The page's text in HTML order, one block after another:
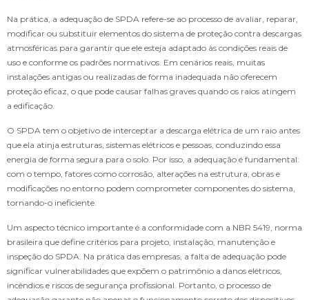
Na prática, a adequação de SPDA refere-se ao processo de avaliar, reparar,
modificar ou substituir elementos do sistema de proteção contra descargas
atmosféricas para garantir que ele esteja adaptado às condições reais de
uso e conforme os padrões normativos. Em cenários reais, muitas
instalações antigas ou realizadas de forma inadequada não oferecem
proteção eficaz, o que pode causar falhas graves quando os raios atingem
a edificação.
O SPDA tem o objetivo de interceptar a descarga elétrica de um raio antes
que ela atinja estruturas, sistemas elétricos e pessoas, conduzindo essa
energia de forma segura para o solo. Por isso, a adequação é fundamental:
com o tempo, fatores como corrosão, alterações na estrutura, obras e
modificações no entorno podem comprometer componentes do sistema,
tornando-o ineficiente.
Um aspecto técnico importante é a conformidade com a NBR 5419, norma
brasileira que define critérios para projeto, instalação, manutenção e
inspeção do SPDA. Na prática das empresas, a falta de adequação pode
significar vulnerabilidades que expõem o patrimônio a danos elétricos,
incêndios e riscos de segurança profissional. Portanto, o processo de